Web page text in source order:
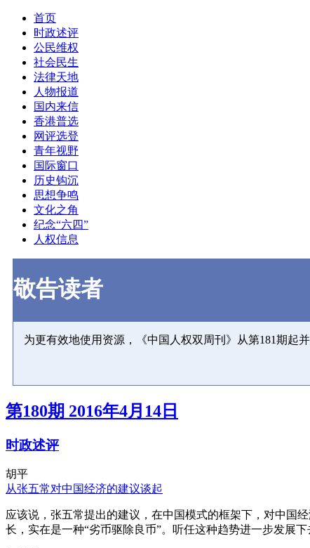
首页
时政述评
公民维权
社会民生
法律天地
人物报道
国内来信
香港普选
网评选登
青年视野
国际窗口
历史钩沉
思想争鸣
文化之角
纪念“六四”
人权信息
敬告读者
为更有效地使用资源，《中国人权双周刊》从第181期起
第180期 2016年4月14日
时政述评
胡平
从张五常对中国经济的建议谈起
应该说，张五常提出的建议，在中国模式的框架下，对中国
长，实在是一种“劣币驱除良币”。听任这种趋势进一步发展下